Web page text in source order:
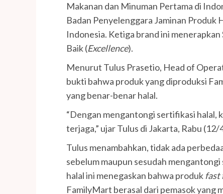
Makanan dan Minuman Pertama di
Badan Penyelenggara Jaminan Produk
Indonesia. Ketiga brand ini
Baik (Excellence).
Menurut Tulus Prasetio, Head of
bukti bahwa produk yang diproduksi
yang benar-benar halal.
“Dengan mengantongi sertifikasi halal,
terjaga,” ujar Tulus di Jakarta, Rabu
Tulus menambahkan, tidak ada
sebelum maupun sesudah
halal ini menegaskan bahwa produk fast
FamilyMart berasal dari pemasok yang